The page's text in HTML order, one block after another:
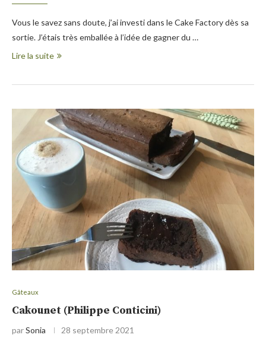
Vous le savez sans doute, j’ai investi dans le Cake Factory dès sa
sortie. J’étais très emballée à l’idée de gagner du …
Lire la suite
Gâteaux
Cakounet (Philippe Conticini)
parSonia 28 septembre 2021